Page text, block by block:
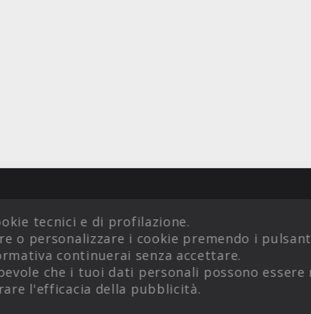
CONDIZIONI DI VENDITA
tecnici e di profilazione.
o personalizzare i cookie premendo i
continuerai senza accettare.
che i tuoi dati personali possono
l'efficacia della pubblicità.